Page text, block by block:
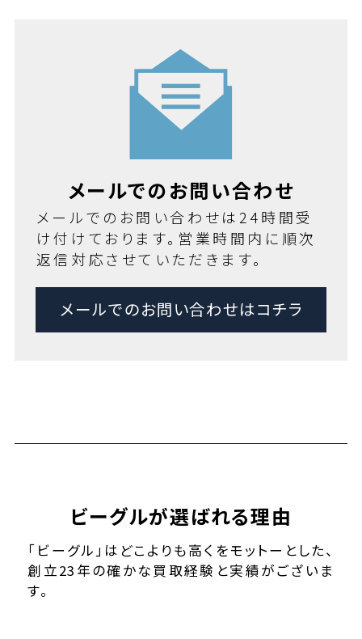
メールでのお問い合わせ
メールでのお問い合わせは24時間受
け付けております。営業時間内に順次
返信対応させていただきます。
メールでのお問い合わせはコチラ
ビーグルが選ばれる理由
「ビーグル」はどこよりも高くをモットーとした、
創立23年の確かな買取経験と実績がございま
す。